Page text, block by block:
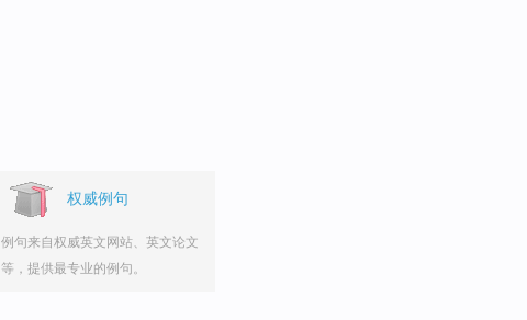
权威例句
例句来自权威英文网站、英文论文
等，提供最专业的例句。